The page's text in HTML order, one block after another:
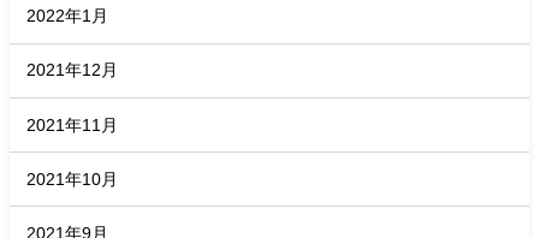
2022年1月
2021年12月
2021年11月
2021年10月
2021年9月